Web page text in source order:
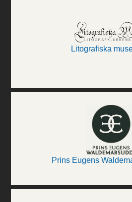
Litografiska
Prins Eugens